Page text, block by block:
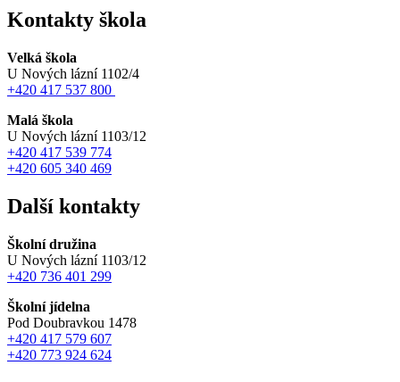
Kontakty škola
Velká škola
U Nových lázní 1102/4
+420 417 537 800
Malá škola
U Nových lázní 1103/12
+420 417 539 774
+420 605 340 469
Další kontakty
Školní družina
U Nových lázní 1103/12
+420 736 401 299
Školní jídelna
Pod Doubravkou 1478
+420 417 579 607
+420 773 924 624